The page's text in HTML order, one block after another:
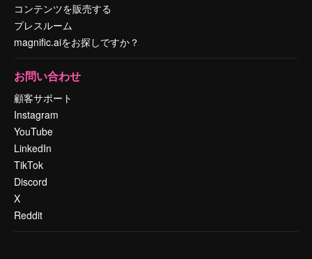
コンテンツを販売する
プレスルーム
magnific.aiをお探しですか？
お問い合わせ
顧客サポート
Instagram
YouTube
LinkedIn
TikTok
Discord
X
Reddit